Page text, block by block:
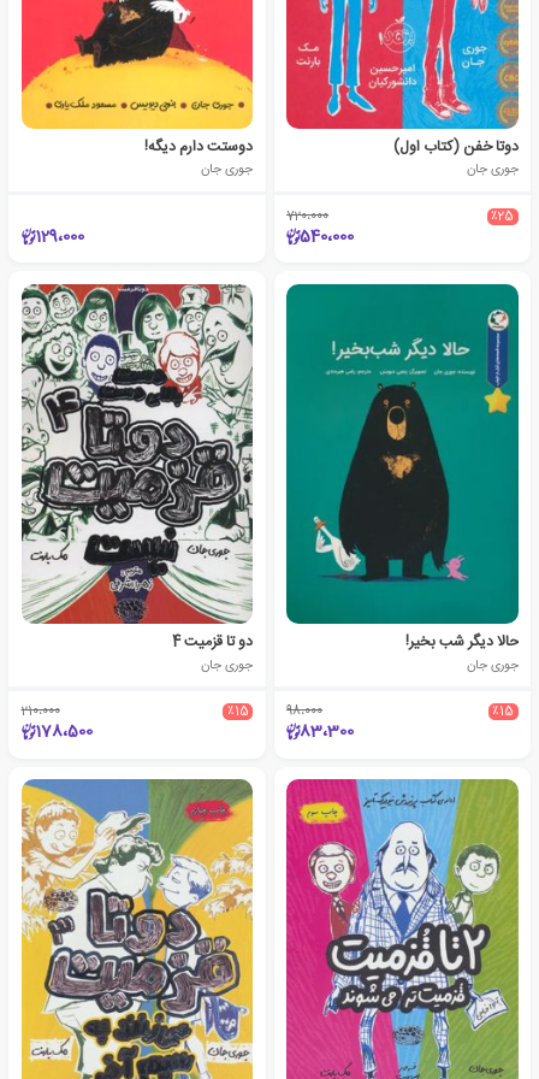
دوتا خفن (کتاب اول)
جوری جان
٪25 720،000
540،000
دوستت دارم دیگه!
جوری جان
129،000
حالا دیگر شب بخیر!
جوری جان
٪15 98،000
83،300
دو تا قزمیت 4
جوری جان
٪15 210،000
178،500